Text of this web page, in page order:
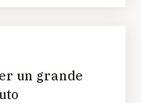
un grande